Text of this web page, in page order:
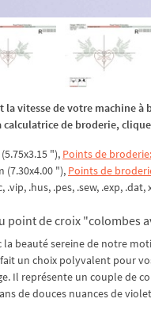
la vitesse de votre machine
calculatrice de broderie,
"), Points de
(7.30x4.00 "), Points de
.vip, .hus, .pes, .sew, .exp, .dat,
point de croix "colombes
la beauté sereine de notre
un choix polyvalent pour
Il représente un couple de
de douces nuances de